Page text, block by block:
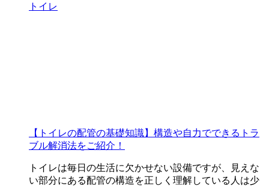
トイレ
【トイレの配管の基礎知識】構造や自力でできるトラ
ブル解消法をご紹介！
トイレは毎日の生活に欠かせない設備ですが、見えな
い部分にある配管の構造を正しく理解している人は少